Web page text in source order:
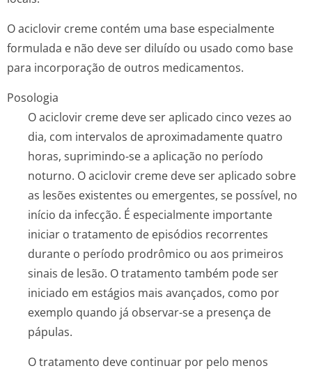
O aciclovir creme contém uma base especialmente
formulada e não deve ser diluído ou usado como base
para incorporação de outros medicamentos.
Posologia
O aciclovir creme deve ser aplicado cinco vezes ao
dia, com intervalos de aproximadamente quatro
horas, suprimindo-se a aplicação no período
noturno. O aciclovir creme deve ser aplicado sobre
as lesões existentes ou emergentes, se possível, no
início da infecção. É especialmente importante
iniciar o tratamento de episódios recorrentes
durante o período prodrômico ou aos primeiros
sinais de lesão. O tratamento também pode ser
iniciado em estágios mais avançados, como por
exemplo quando já observar-se a presença de
pápulas.
O tratamento deve continuar por pelo menos